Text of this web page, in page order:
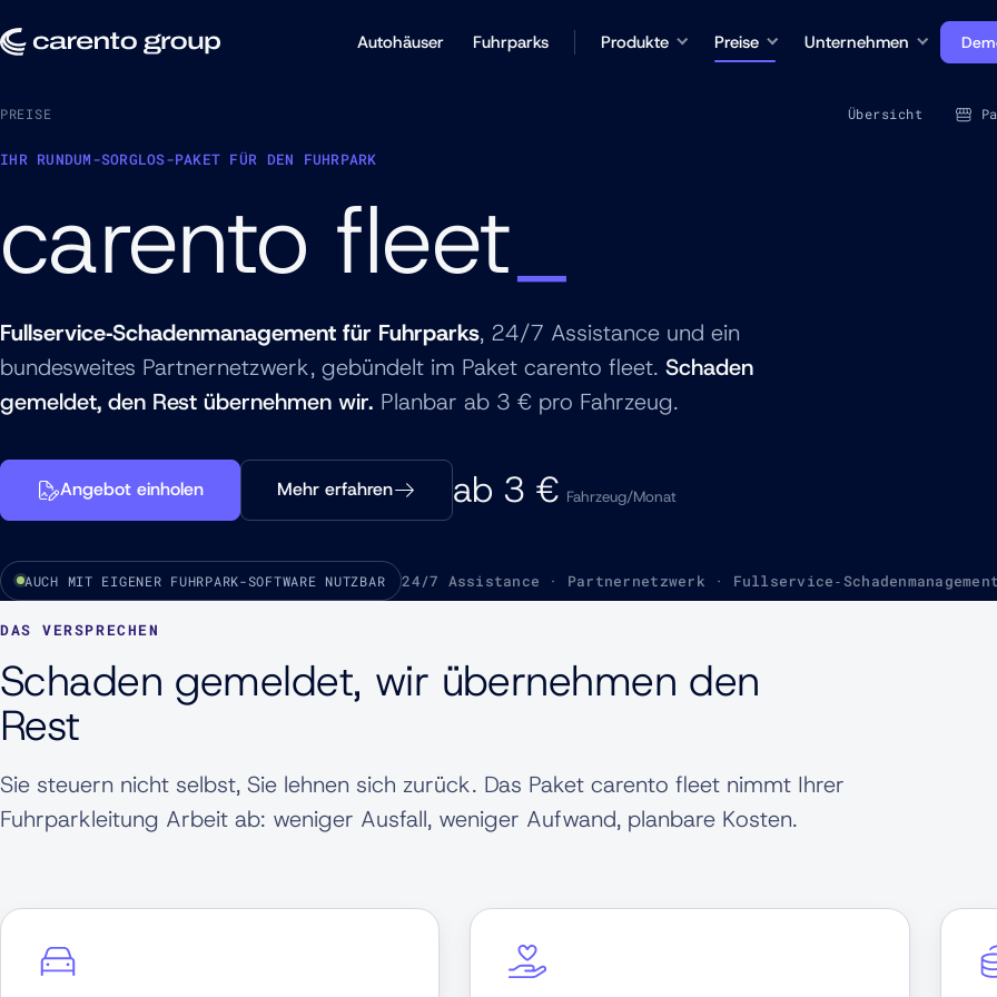
Autohäuser Fuhrparks Produkte Preise Unternehmen
PREISE Übersicht
IHR RUNDUM-SORGLOS-PAKET FÜR DEN FUHRPARK
carento fleet
Fullservice‑Schadenmanagement für Fuhrparks, 24/7 Assistance und ein
bundesweites Partnernetzwerk, gebündelt im Paket carento fleet. Schaden
gemeldet, den Rest übernehmen wir. Planbar ab 3 € pro Fahrzeug.
Angebot einholen Mehr erfahren ab 3 € Fahrzeug/Monat
AUCH MIT EIGENER FUHRPARK-SOFTWARE NUTZBAR 24/7 Assistance · Partnernetzwerk ·
DAS VERSPRECHEN
Schaden gemeldet, wir übernehmen den
Rest
Sie steuern nicht selbst, Sie lehnen sich zurück. Das Paket carento fleet nimmt Ihrer
Fuhrparkleitung Arbeit ab: weniger Ausfall, weniger Aufwand, planbare Kosten.